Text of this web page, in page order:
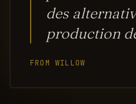
des
production
FROM WILLOW